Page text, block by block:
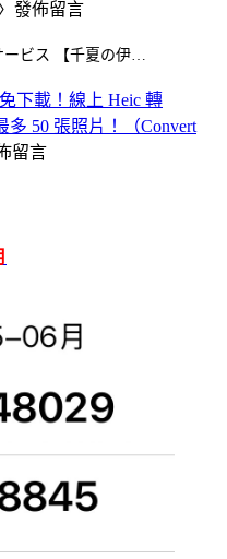
發佈留言
ビス 【千夏の伊…
免下載！線上 Heic 轉
多 50 張照片！（Convert
留言